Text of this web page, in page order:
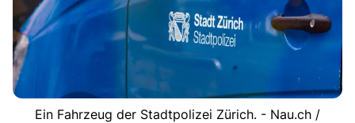
Ein Fahrzeug der Stadtpolizei Zürich. - Nau.ch /